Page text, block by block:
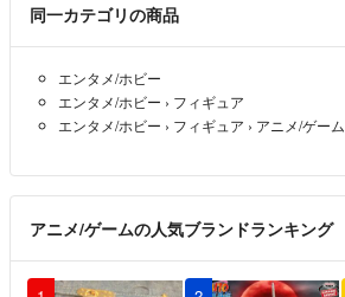
同一カテゴリの商品
エンタメ/ホビー
エンタメ/ホビー › フィギュア
エンタメ/ホビー › フィギュア › アニメ/ゲーム
アニメ/ゲームの人気ブランドランキング